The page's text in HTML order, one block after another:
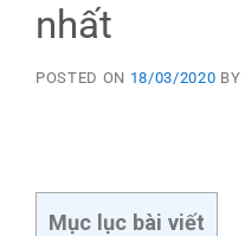
nhất
POSTED ON 18/03/2020 BY
Mục lục bài viết